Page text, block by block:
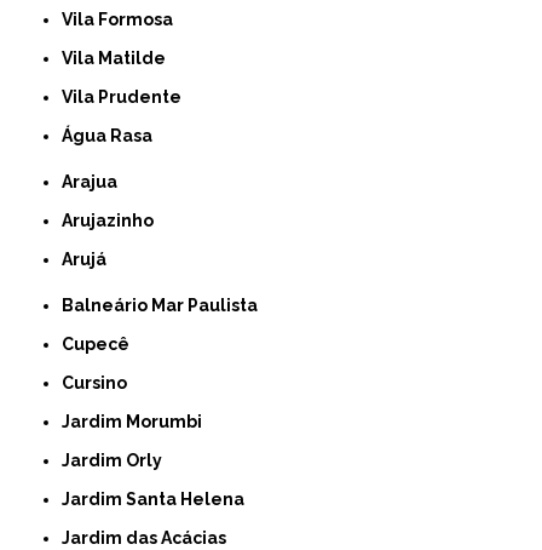
Vila Formosa
Vila Matilde
Vila Prudente
Água Rasa
Arajua
Arujazinho
Arujá
Balneário Mar Paulista
Cupecê
Cursino
Jardim Morumbi
Jardim Orly
Jardim Santa Helena
Jardim das Acácias